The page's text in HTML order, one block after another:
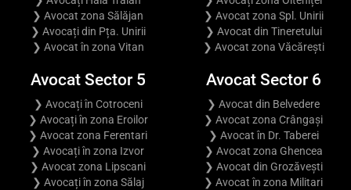
❯ Avocat zona Sălăjan
❯ Avocați din Pța. Unirii
❯ Avocat în zona Vitan
❯ Avocat zona Spl. Unirii
❯ Avocat din Tineretului
❯ Avocat zona Văcărești
Avocat Sector 5
❯ Avocați în Cotroceni
❯ Avocați în zona Eroilor
❯ Avocat zona Ferentari
❯ Avocați în zona Izvor
❯ Avocat zona Lipscani
❯ Avocați în zona Sălaj
Avocat Sector 6
❯ Avocat din Belvedere
❯ Avocat zona Crângași
❯ Avocat în Dr. Taberei
❯ Avocat zona Ghencea
❯ Avocat din Grozăvești
❯ Avocat în zona Militari